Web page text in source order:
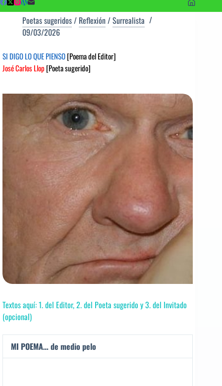
Poetas sugeridos/ Reflexión/Surrealista
09/03/2026
SI DIGO LO QUE PIENSO[Poema del Editor]
José Carlos Llop [Poeta sugerido]
Textos aquí: 1. del Editor, 2. del Poeta sugerido y 3. del Invitado
(opcional)
MI POEMA… de medio pelo